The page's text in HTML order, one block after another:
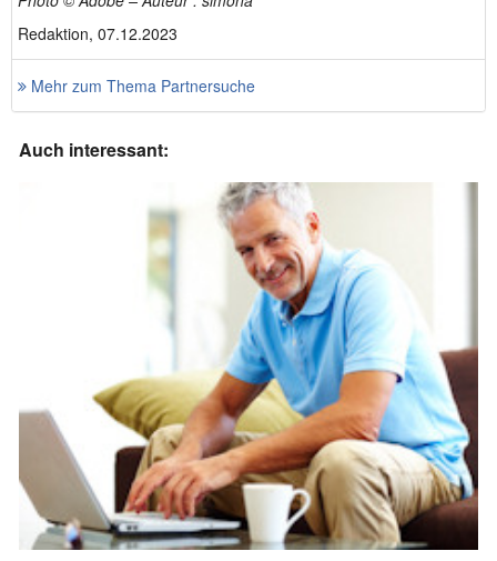
Redaktion, 07.12.2023
Mehr zum Thema Partnersuche
Auch interessant: